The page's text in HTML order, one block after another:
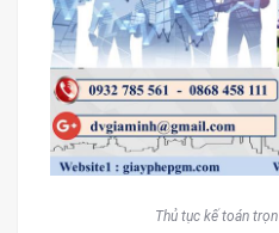
Thủ tục kế toán